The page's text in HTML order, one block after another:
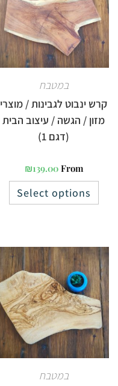
במטבח
קרש ינבוט לגבינות / מוצרי
מזון / הגשה / עיצוב הבית
(דגם 1)
From
₪139.00
Select options
במטבח